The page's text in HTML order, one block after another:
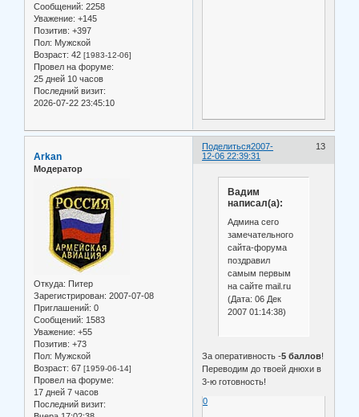
Сообщений: 2258
Уважение: +145
Позитив: +397
Пол: Мужской
Возраст: 42 [1983-12-06]
Провел на форуме:
25 дней 10 часов
Последний визит:
2026-07-22 23:45:10
Поделиться 13
2007-
12-06 22:39:31
Arkan
Модератор
Откуда: Питер
Зарегистрирован: 2007-07-08
Приглашений: 0
Сообщений: 1583
Уважение: +55
Позитив: +73
Пол: Мужской
Возраст: 67 [1959-06-14]
Провел на форуме:
17 дней 7 часов
Последний визит:
Вадим
написал(а):
Админа сего
замечательного
сайта-форума
поздравил
самым первым
на сайте mail.ru
(Дата: 06 Дек
2007 01:14:38)
За оперативность -5 баллов!
Переводим до твоей днюхи в
3-ю готовность!
0